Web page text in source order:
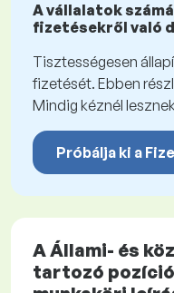
A vállalatok
fizetésekről való
Tisztességesen
fizetését. Ebben
Mindig kéznél
Próbálja ki a
A Állami- és
tartozó